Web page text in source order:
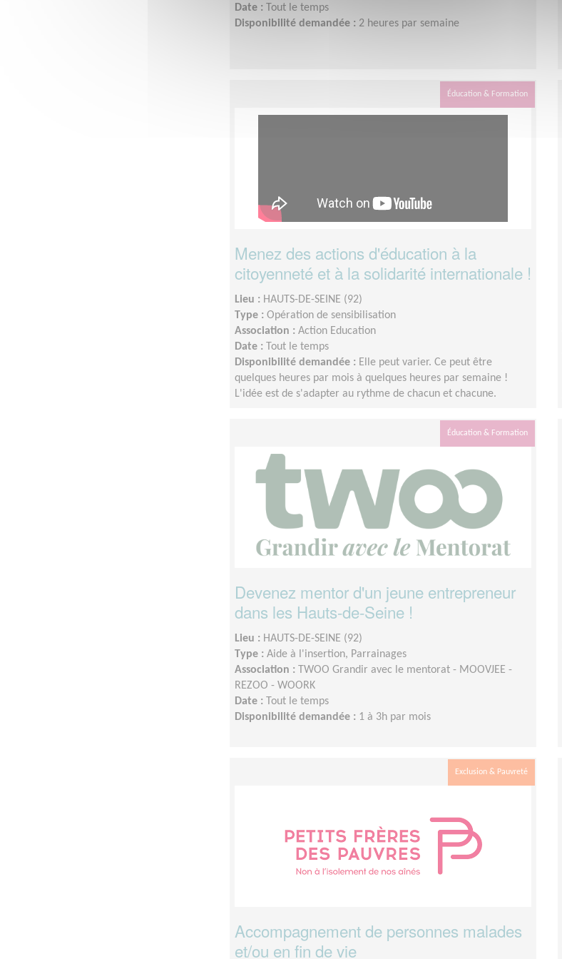
Date : Tout le temps
Disponibilité demandée : 2 heures par semaine
Éducation & Formation
Menez des actions d'éducation à la
citoyenneté et à la solidarité internationale !
Lieu : HAUTS-DE-SEINE (92)
Type : Opération de sensibilisation
Association : Action Education
Date : Tout le temps
Disponibilité demandée : Elle peut varier. Ce peut être
quelques heures par mois à quelques heures par semaine !
L'idée est de s'adapter au rythme de chacun et chacune.
Éducation & Formation
Devenez mentor d'un jeune entrepreneur
dans les Hauts-de-Seine !
Lieu : HAUTS-DE-SEINE (92)
Type : Aide à l'insertion, Parrainages
Association : TWOO Grandir avec le mentorat - MOOVJEE -
REZOO - WOORK
Date : Tout le temps
Disponibilité demandée : 1 à 3h par mois
Exclusion & Pauvreté
Accompagnement de personnes malades
et/ou en fin de vie